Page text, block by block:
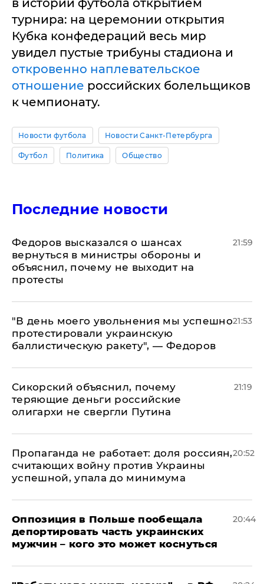
в истории футбола открытием
турнира: на церемонии открытия
Кубка конфедераций весь мир
увидел пустые трибуны стадиона и
откровенно наплевательское
отношение российских болельщиков
к чемпионату.
Новости футбола Новости Санкт-Петербурга
Футбол Политика Общество
Последние новости
Федоров высказался о шансах
вернуться в министры обороны и
объяснил, почему не выходит на
протесты
21:59
​"В день моего увольнения мы успешно
протестировали украинскую
баллистическую ракету", — Федоров
21:53
Сикорский объяснил, почему
теряющие деньги российские
олигархи не свергли Путина
21:19
​Пропаганда не работает: доля россиян,
считающих войну против Украины
успешной, упала до минимума
20:52
Оппозиция в Польше пообещала
депортировать часть украинских
мужчин – кого это может коснуться
20:44